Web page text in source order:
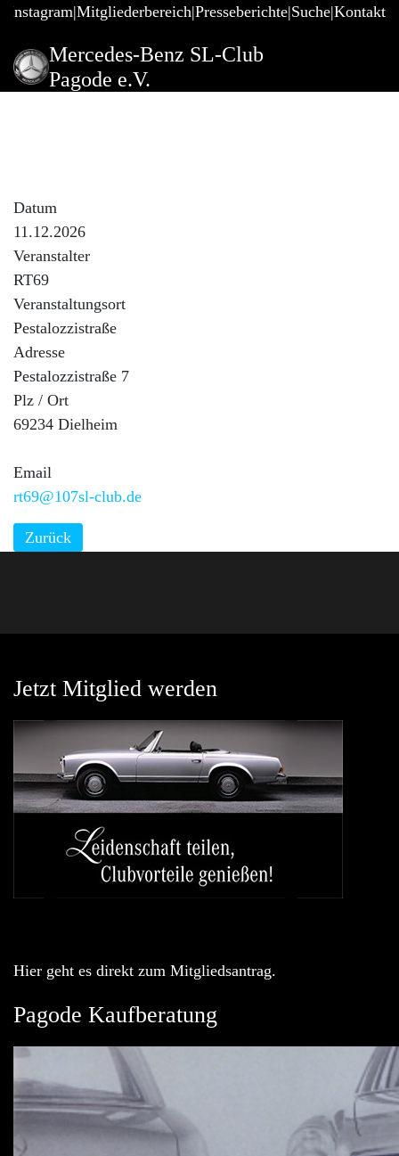
Mitgliederbereich Presseberichte Suche Kontakt
Mercedes-Benz SL-Club
Pagode e.V.
Datum
11.12.2026
Veranstalter
RT69
Veranstaltungsort
Pestalozzistraße
Adresse
Pestalozzistraße 7
Plz / Ort
69234 Dielheim
Email
rt69@107sl-club.de
Zurück
Jetzt Mitglied werden
Hier geht es direkt zum Mitgliedsantrag.
Pagode Kaufberatung